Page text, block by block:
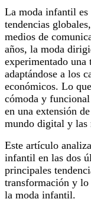
La moda infantil es
tendencias
medios de
años, la moda
experimentado
adaptándose a los
económicos. Lo
cómoda y
en una extensión
mundo digital y las
Este artículo
infantil en las dos
principales
transformación y lo
la moda infantil.